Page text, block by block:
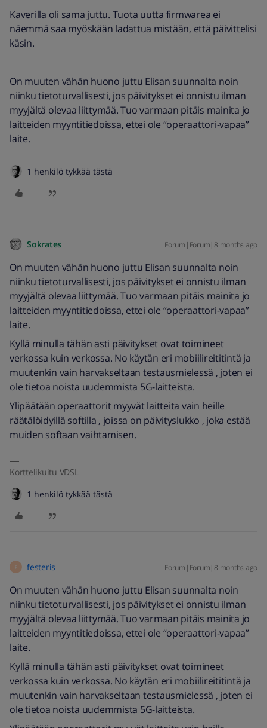
Kaverilla oli sama juttu. Tuota uutta firmwarea ei
näemmä saa myöskään ladattua mistään, että päivittelisi
käsin.
On muuten vähän huono juttu Elisan suunnalta noin
niinku tietoturvallisesti, jos päivitykset ei onnistu ilman
myyjältä olevaa liittymää. Tuo varmaan pitäis mainita jo
laitteiden myyntitiedoissa, ettei ole “operaattori-vapaa”
laite.
1 henkilö tykkää tästä
Sokrates Forum|Forum|8 months ago
On muuten vähän huono juttu Elisan suunnalta noin
niinku tietoturvallisesti, jos päivitykset ei onnistu ilman
myyjältä olevaa liittymää. Tuo varmaan pitäis mainita jo
laitteiden myyntitiedoissa, ettei ole “operaattori-vapaa”
laite.
Kyllä minulla tähän asti päivitykset ovat toimineet
verkossa kuin verkossa. No käytän eri mobiilireititintä ja
muutenkin vain harvakseltaan testausmielessä , joten ei
ole tietoa noista uudemmista 5G-laitteista.
Ylipäätään operaattorit myyvät laitteita vain heille
räätälöidyillä softilla , joissa on päivityslukko , joka estää
muiden softaan vaihtamisen.
Korttelikuitu VDSL
1 henkilö tykkää tästä
F festeris Forum|Forum|8 months ago
On muuten vähän huono juttu Elisan suunnalta noin
niinku tietoturvallisesti, jos päivitykset ei onnistu ilman
myyjältä olevaa liittymää. Tuo varmaan pitäis mainita jo
laitteiden myyntitiedoissa, ettei ole “operaattori-vapaa”
laite.
Kyllä minulla tähän asti päivitykset ovat toimineet
verkossa kuin verkossa. No käytän eri mobiilireititintä ja
muutenkin vain harvakseltaan testausmielessä , joten ei
ole tietoa noista uudemmista 5G-laitteista.